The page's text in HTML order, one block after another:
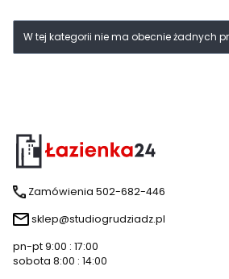
Lista produktów
W tej kategorii nie ma obecnie żadnych
Zamówienia 502-682-446
sklep@studiogrudziadz.pl
pn-pt 9:00 : 17:00
sobota 8:00 : 14:00